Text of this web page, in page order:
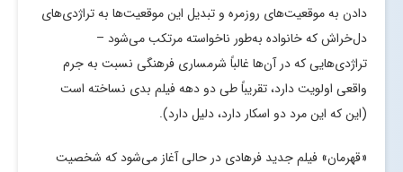
دادن به موقعیت‌های روزمره و تبدیل این موقعیت‌ها به تراژدی‌های
دل‌خراش که خانواده به‌طور ناخواسته مرتکب می‌شود –
تراژدی‌هایی که در آن‌ها غالباً شرمساری فرهنگی نسبت به جرم
واقعی اولویت دارد، تقریباً طی دو دهه فیلم بدی نساخته است
(این که این مرد دو اسکار دارد، دلیل دارد).
«قهرمان» فیلم جدید فرهادی در حالی آغاز می‌شود که شخصیت